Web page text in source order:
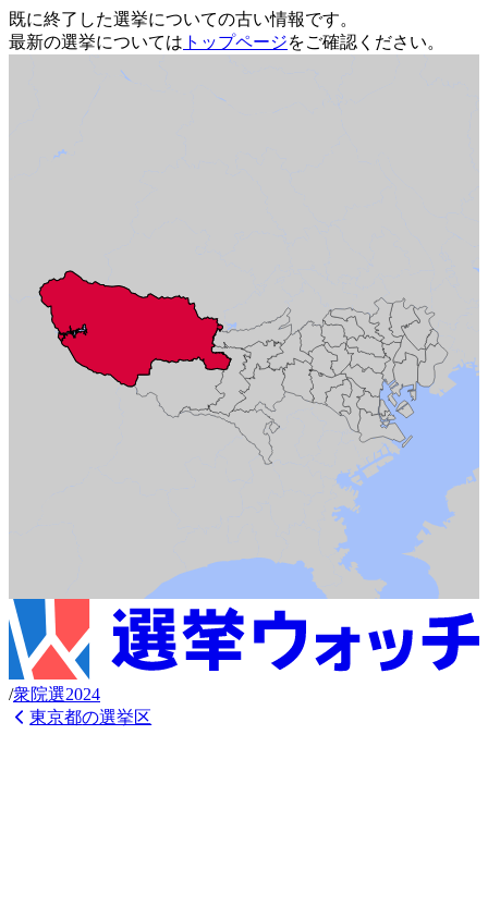
既に終了した選挙についての古い情報です。
最新の選挙については トップページをご確認ください。
/衆院選2024
東京都の選挙区